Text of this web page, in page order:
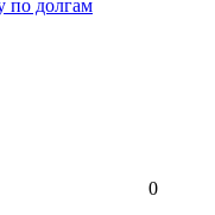
по долгам
0